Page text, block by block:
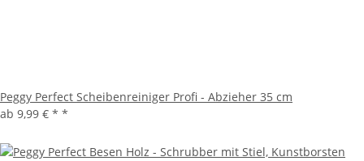
Peggy Perfect Scheibenreiniger Profi - Abzieher 35 cm
ab 9,99 € * *